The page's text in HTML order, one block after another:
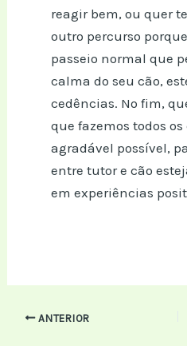
reagir bem, ou quer
outro percurso
passeio normal que
calma do seu cão,
cedências. No fim,
que fazemos todos
agradável possível,
entre tutor e cão
em experiências
Post ANTERIOR